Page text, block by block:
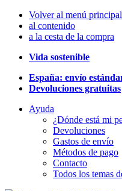
Volver al menú principal
al contenido
a la cesta de la compra
Vida sostenible
España: envío
Devoluciones gratuitas
Ayuda
¿Dónde está mi
Devoluciones
Gastos de envío
Métodos de pago
Contacto
Todos los temas